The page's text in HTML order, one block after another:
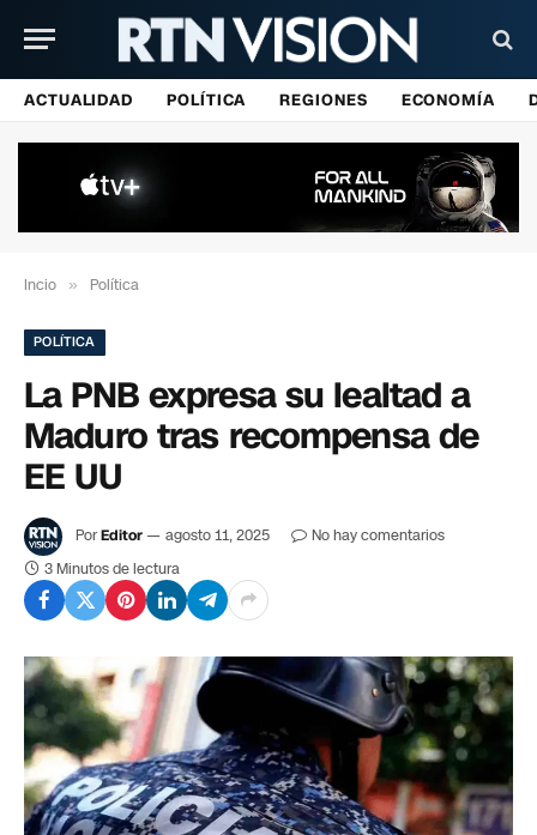
ACTUALIDAD POLÍTICA REGIONES ECONOMÍA
Incio » Política
POLÍTICA
La PNB expresa su lealtad a
Maduro tras recompensa de
EE UU
PorEditor agosto 11, 2025
No hay comentarios
3 Minutos de lectura